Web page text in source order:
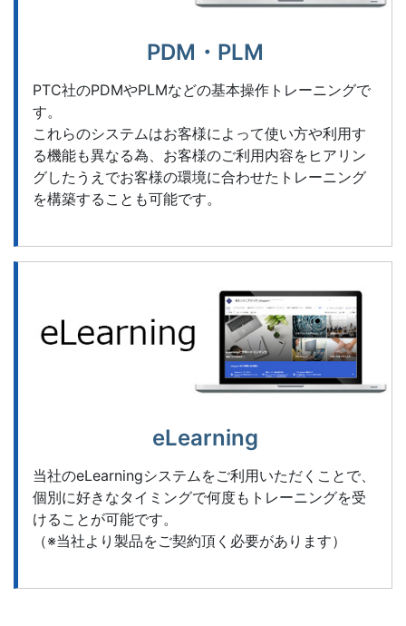
PDM・PLM
PTC社のPDMやPLMなどの基本操作トレーニングで
す。
これらのシステムはお客様によって使い方や利用す
る機能も異なる為、お客様のご利用内容をヒアリン
グしたうえでお客様の環境に合わせたトレーニング
を構築することも可能です。
eLearning
当社のeLearningシステムをご利用いただくことで、
個別に好きなタイミングで何度もトレーニングを受
けることが可能です。
（※当社より製品をご契約頂く必要があります）